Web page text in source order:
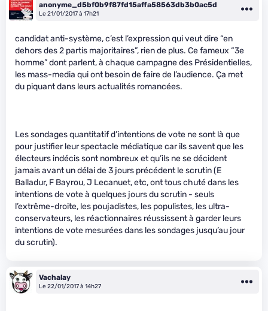
anonyme_d5bf0b9f87fd15affa58563db3b0ac5d
Le 21/01/2017 à 17h21
candidat anti-système, c’est l’expression qui veut dire “en
dehors des 2 partis majoritaires”, rien de plus. Ce fameux “3e
homme” dont parlent, à chaque campagne des Présidentielles,
les mass-media qui ont besoin de faire de l’audience. Ça met
du piquant dans leurs actualités romancées.
Les sondages quantitatif d’intentions de vote ne sont là que
pour justifier leur spectacle médiatique car ils savent que les
électeurs indécis sont nombreux et qu’ils ne se décident
jamais avant un délai de 3 jours précédent le scrutin (E
Balladur, F Bayrou, J Lecanuet, etc, ont tous chuté dans les
intentions de vote à quelques jours du scrutin - seuls
l’extrême-droite, les poujadistes, les populistes, les ultra-
conservateurs, les réactionnaires réussissent à garder leurs
intentions de vote mesurées dans les sondages jusqu’au jour
du scrutin).
Vachalay
Le 22/01/2017 à 14h27